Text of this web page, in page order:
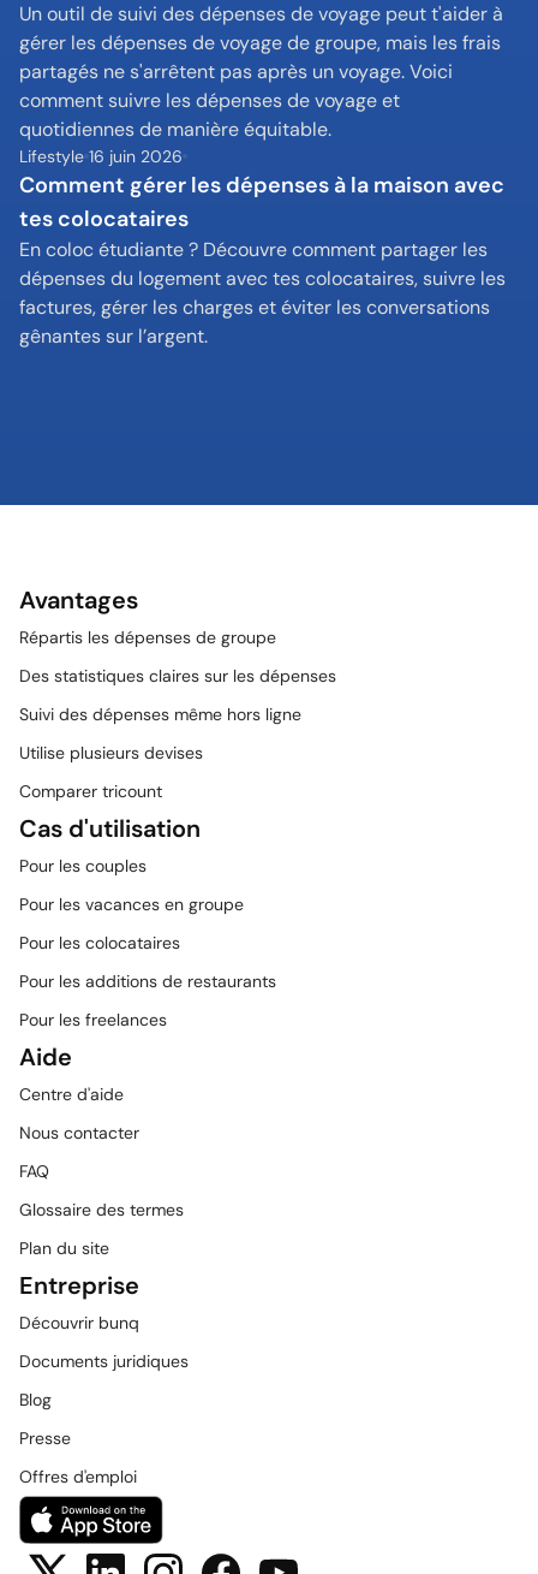
Un outil de suivi des dépenses de voyage peut t'aider à
gérer les dépenses de voyage de groupe, mais les frais
partagés ne s'arrêtent pas après un voyage. Voici
comment suivre les dépenses de voyage et
quotidiennes de manière équitable.
Lifestyle 16 juin 2026
Comment gérer les dépenses à la maison avec
tes colocataires
En coloc étudiante ? Découvre comment partager les
dépenses du logement avec tes colocataires, suivre les
factures, gérer les charges et éviter les conversations
gênantes sur l’argent.
Avantages
Répartis les dépenses de groupe
Des statistiques claires sur les dépenses
Suivi des dépenses même hors ligne
Utilise plusieurs devises
Comparer tricount
Cas d'utilisation
Pour les couples
Pour les vacances en groupe
Pour les colocataires
Pour les additions de restaurants
Pour les freelances
Aide
Centre d'aide
Nous contacter
FAQ
Glossaire des termes
Plan du site
Entreprise
Découvrir bunq
Documents juridiques
Blog
Presse
Offres d'emploi